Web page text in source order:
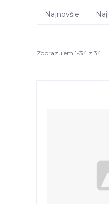
Najnovšie
Zobrazujem 1-34 z 34